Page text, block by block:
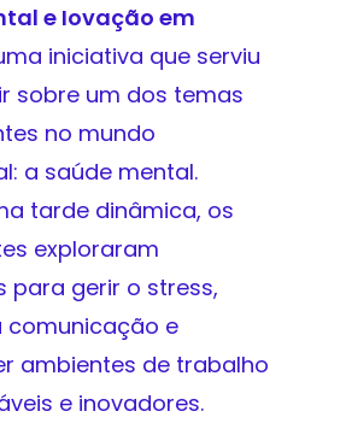
e Iovação em
iniciativa que serviu
sobre um dos temas
no mundo
a saúde mental.
tarde dinâmica, os
exploraram
para gerir o stress,
comunicação e
ambientes de trabalho
e inovadores.